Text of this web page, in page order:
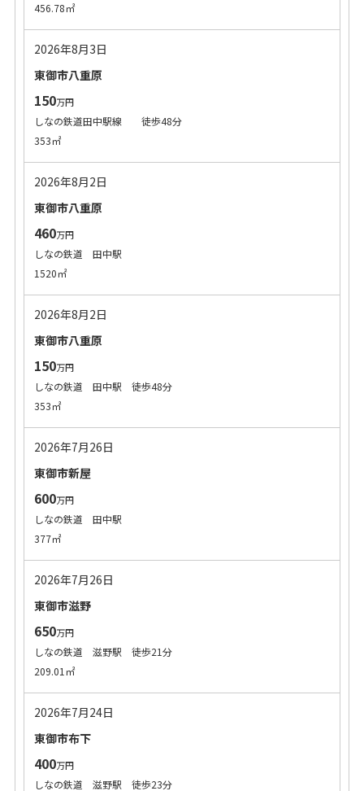
456.78㎡
2026年8月3日
東御市八重原
150万円
しなの鉄道田中駅線 徒歩48分
353㎡
2026年8月2日
東御市八重原
460万円
しなの鉄道 田中駅
1520㎡
2026年8月2日
東御市八重原
150万円
しなの鉄道 田中駅 徒歩48分
353㎡
2026年7月26日
東御市新屋
600万円
しなの鉄道 田中駅
377㎡
2026年7月26日
東御市滋野
650万円
しなの鉄道 滋野駅 徒歩21分
209.01㎡
2026年7月24日
東御市布下
400万円
しなの鉄道 滋野駅 徒歩23分